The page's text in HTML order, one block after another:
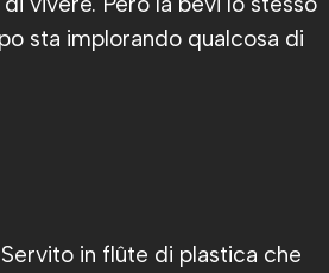
sta implorando qualcosa di
in flûte di plastica che